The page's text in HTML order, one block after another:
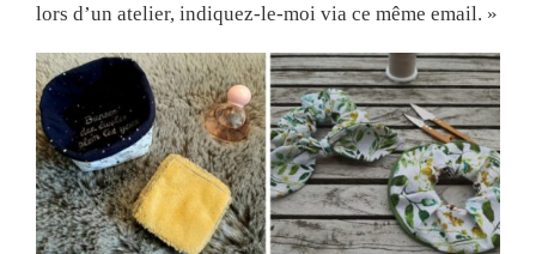
lors d’un atelier, indiquez-le-moi via ce même email. »